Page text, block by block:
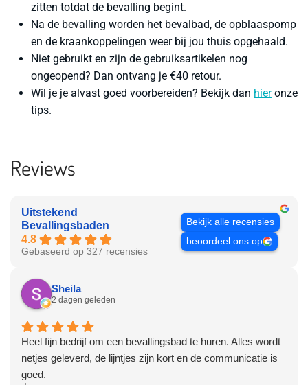
zitten totdat de bevalling begint.
Na de bevalling worden het bevalbad, de opblaaspomp
en de kraankoppelingen weer bij jou thuis opgehaald.
Niet gebruikt en zijn de gebruiksartikelen nog
ongeopend? Dan ontvang je €40 retour.
Wil je je alvast goed voorbereiden? Bekijk dan hieronze
tips.
Reviews
Uitstekend
Bevallingsbaden
4.8
Gebaseerd op 327 recensies
Bekijk alle recensies
beoordeel ons op
Sheila
2 dagen geleden
Heel fijn bedrijf om een bevallingsbad te huren. Alles wordt
netjes geleverd, de lijntjes zijn kort en de communicatie is
goed.